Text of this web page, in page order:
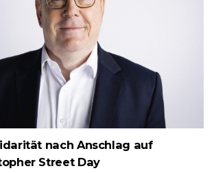
nach Anschlag auf
Street Day